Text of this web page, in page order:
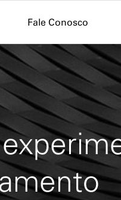
Fale Conosco